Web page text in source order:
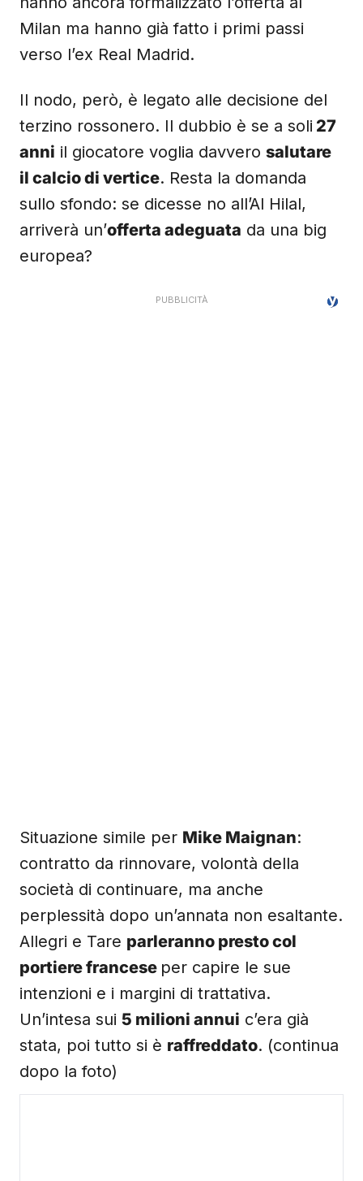
hanno ancora formalizzato l’offerta al
Milan ma hanno già fatto i primi passi
verso l’ex Real Madrid.
Il nodo, però, è legato alle decisione del
terzino rossonero. Il dubbio è se a soli 27
anni il giocatore voglia davvero salutare
il calcio di vertice. Resta la domanda
sullo sfondo: se dicesse no all’Al Hilal,
arriverà un’ offerta adeguata da una big
europea?
Situazione simile per Mike Maignan:
contratto da rinnovare, volontà della
società di continuare, ma anche
perplessità dopo un’annata non esaltante.
Allegri e Tare parleranno presto col
portiere francese per capire le sue
intenzioni e i margini di trattativa.
Un’intesa sui 5 milioni annui c’era già
stata, poi tutto si è raffreddato. (continua
dopo la foto)